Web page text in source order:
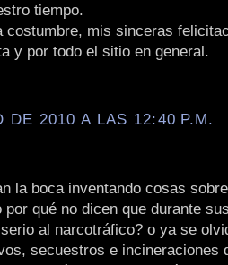
tiempo.
costumbre, mis sinceras
y por todo el sitio en general.
DE 2010 A LAS 12:40 P.M.
la boca inventando cosas
por qué no dicen que durante
al narcotráfico? o ya se
secuestros e incineraciones